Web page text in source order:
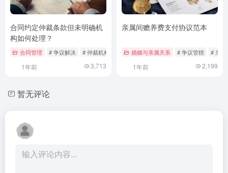
合同约定仲裁条款但未明确机
构如何处理？
合同管理 # 争议解决 # 仲裁机构 # 仲裁条款
1年前 3,713
亲属间赡养费支付协议范本
婚姻与亲属关系 # 争议管辖 # 亲
1年前 2,199
暂无评论